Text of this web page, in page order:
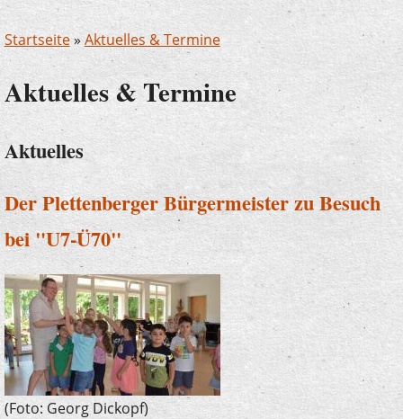
Startseite»Aktuelles & Termine
Aktuelles & Termine
Aktuelles
Der Plettenberger Bürgermeister zu Besuch
bei "U7-Ü70"
(Foto: Georg Dickopf)